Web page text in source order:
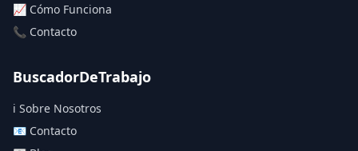
📈 Cómo Funciona
📞 Contacto
BuscadorDeTrabajo
ℹ️ Sobre Nosotros
📧 Contacto